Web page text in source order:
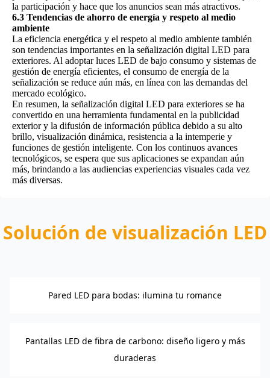
la participación y hace que los anuncios sean más atractivos.
6.3 Tendencias de ahorro de energía y respeto al medio
ambiente
La eficiencia energética y el respeto al medio ambiente también
son tendencias importantes en la señalización digital LED para
exteriores. Al adoptar luces LED de bajo consumo y sistemas de
gestión de energía eficientes, el consumo de energía de la
señalización se reduce aún más, en línea con las demandas del
mercado ecológico.
En resumen, la señalización digital LED para exteriores se ha
convertido en una herramienta fundamental en la publicidad
exterior y la difusión de información pública debido a su alto
brillo, visualización dinámica, resistencia a la intemperie y
funciones de gestión inteligente. Con los continuos avances
tecnológicos, se espera que sus aplicaciones se expandan aún
más, brindando a las audiencias experiencias visuales cada vez
más diversas.
Solución de visualización LED
Pared LED para bodas: ilumina tu romance
Pantallas LED de fibra de carbono: diseño ligero y más
duraderas